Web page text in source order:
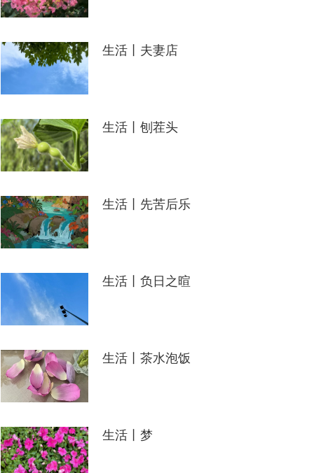
生活丨夫妻店
生活丨刨茬头
生活丨先苦后乐
生活丨负日之暄
生活丨茶水泡饭
生活丨梦